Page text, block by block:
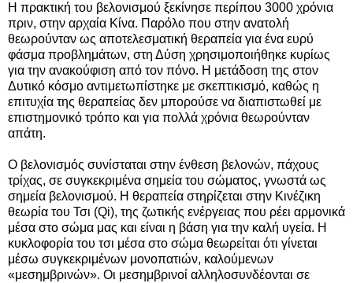
Η πρακτική του βελονισμού ξεκίνησε περίπου 3000 χρόνια
πριν, στην αρχαία Κίνα. Παρόλο που στην ανατολή
θεωρούνταν ως αποτελεσματική θεραπεία για ένα ευρύ
φάσμα προβλημάτων, στη Δύση χρησιμοποιήθηκε κυρίως
για την ανακούφιση από τον πόνο. Η μετάδοση της στον
Δυτικό κόσμο αντιμετωπίστηκε με σκεπτικισμό, καθώς η
επιτυχία της θεραπείας δεν μπορούσε να διαπιστωθεί με
επιστημονικό τρόπο και για πολλά χρόνια θεωρούνταν
απάτη.
Ο βελονισμός συνίσταται στην ένθεση βελονών, πάχους
τρίχας, σε συγκεκριμένα σημεία του σώματος, γνωστά ως
σημεία βελονισμού. Η θεραπεία στηρίζεται στην Κινέζικη
θεωρία του Τσι (Qi), της ζωτικής ενέργειας που ρέει αρμονικά
μέσα στο σώμα μας και είναι η βάση για την καλή υγεία. Η
κυκλοφορία του τσι μέσα στο σώμα θεωρείται ότι γίνεται
μέσω συγκεκριμένων μονοπατιών, καλούμενων
«μεσημβρινών». Οι μεσημβρινοί αλληλοσυνδέονται σε